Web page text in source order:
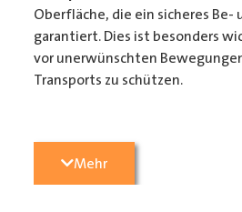
Oberfläche, die ein sicheres Be-
garantiert. Dies ist besonders
vor unerwünschten
Transports zu schützen.
3. Passgenauigkeit:
präzise konturgefräst, um
Mehr